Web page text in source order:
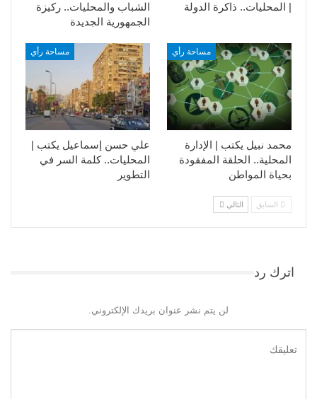
الشباب والمحليات.. ركيزة
الجمهورية الجديدة
| المحليات.. ذاكرة الدولة
مساحة رأي
علي حسن إسماعيل يكتب |
المحليات.. كلمة السر في
التطوير​
مساحة رأي
محمد نبيل يكتب | الإدارة
المحلية.. الحلقة المفقودة
بحياة المواطن
السابق التالي
اترك رد
لن يتم نشر عنوان بريدك الإلكتروني.